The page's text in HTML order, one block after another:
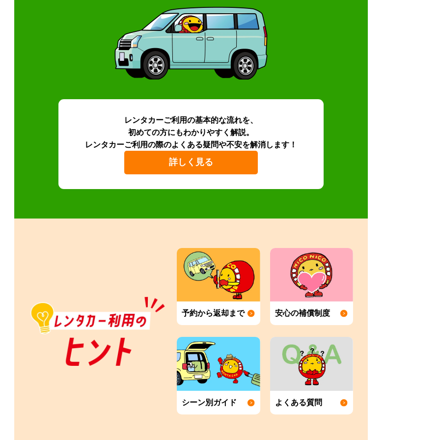
レンタカーご利用の基本的な流れを、
初めての方にもわかりやすく解説。
レンタカーご利用の際のよくある疑問や不安を解消します！
詳しく見る
予約から返却まで 安心の補償制度
シーン別ガイド よくある質問